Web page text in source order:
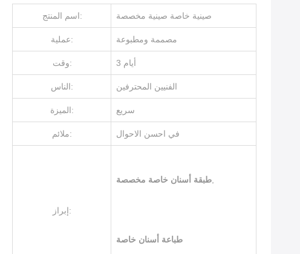
اسم المنتج: صينية خاصة صينية مخصصة
عملية: مصممة ومطبوعة
وقت: 3 أيام
الناس: الفنيين المحترفين
الميزة: سريع
ملائم: في احسن الاحوال
إبراز:
طبقة أسنان خاصة مخصصة
طباعة أسنان خاصة